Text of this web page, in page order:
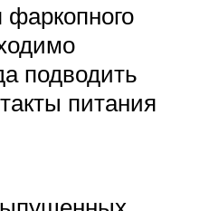
подводить
питания